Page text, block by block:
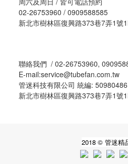
02-26753960 / 0909588585
新北市樹林區復興路373巷7弄1號
聯絡我們 / 02-26753960,
E-mail:service@tubefan.com.tw
管迷科技有限公司 統編: 50980486
新北市樹林區復興路373巷7弄1號
2018 © 管迷精